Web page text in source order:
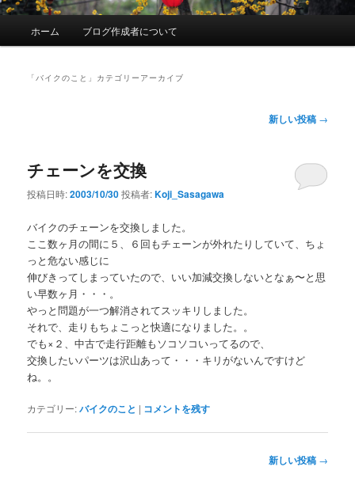
ホーム ブログ作成者について
「バイクのこと 」カテゴリーアーカイブ
ビ
ゲ
ー
ョ
ン
新しい投稿 →
チェーンを交換
投稿日時:2003/10/30投稿者:Koji_Sasagawa
バイクのチェーンを交換しました。
ここ数ヶ月の間に５、６回もチェーンが外れたりしていて、ちょ
っと危ない感じに
伸びきってしまっていたので、いい加減交換しないとなぁ〜と思
い早数ヶ月・・・。
やっと問題が一つ解消されてスッキリしました。
それで、走りもちょこっと快適になりました。。
でも×２、中古で走行距離もソコソコいってるので、
交換したいパーツは沢山あって・・・キリがないんですけど
ね。。
カテゴリー:バイクのこと | コメントを残す
新しい投稿 →